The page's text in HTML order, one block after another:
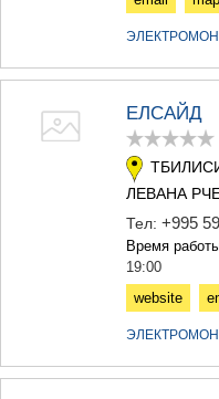
КАСПИ
ХАШУРИ
ГРУЗИЯ
ЕЛСАЙД
ЛЕВАНА
Тел: +995
Время
19:00
website